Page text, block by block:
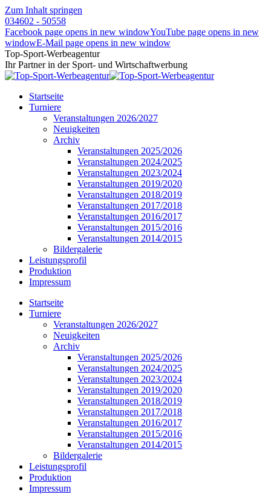
Zum Inhalt springen
034602 - 50558
Facebook page opens in new windowYouTube page opens in new
windowE-Mail page opens in new window
Top-Sport-Werbeagentur
Ihr Partner in der Sport- und Wirtschaftwerbung
Startseite
Turniere
Veranstaltungen 2026/2027
Neuigkeiten
Archiv
Veranstaltungen 2025/2026
Veranstaltungen 2024/2025
Veranstaltungen 2023/2024
Veranstaltungen 2019/2020
Veranstaltungen 2018/2019
Veranstaltungen 2017/2018
Veranstaltungen 2016/2017
Veranstaltungen 2015/2016
Veranstaltungen 2014/2015
Bildergalerie
Leistungsprofil
Produktion
Impressum
Startseite
Turniere
Veranstaltungen 2026/2027
Neuigkeiten
Archiv
Veranstaltungen 2025/2026
Veranstaltungen 2024/2025
Veranstaltungen 2023/2024
Veranstaltungen 2019/2020
Veranstaltungen 2018/2019
Veranstaltungen 2017/2018
Veranstaltungen 2016/2017
Veranstaltungen 2015/2016
Veranstaltungen 2014/2015
Bildergalerie
Leistungsprofil
Produktion
Impressum